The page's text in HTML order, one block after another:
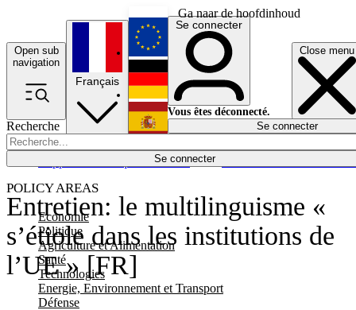
Ga naar de hoofdinhoud
Open sub
navigation
Close menu
Recherche
Se connecter
POLICY AREAS
Economie
Politique
Agriculture et Alimentation
Santé
Technologies
Energie, Environnement et Transport
Défense
Économie
Français
English
Deutsch
Español
Se connecter
Vous êtes déconnecté.
Se connecter
Entretien: le multilinguisme «
s’étiole dans les institutions de
l’UE » [FR]